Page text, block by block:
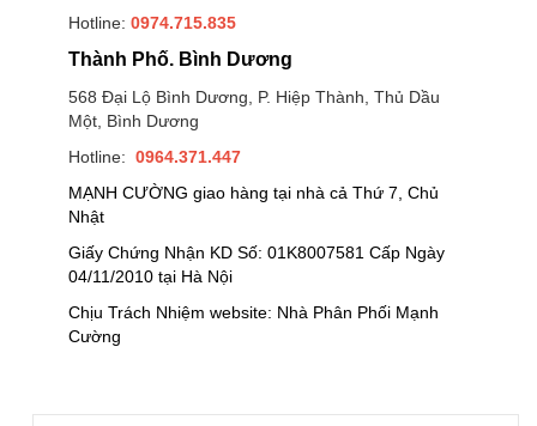
Hotline: 0974.715.835
Thành Phố. Bình Dương
568 Đại Lộ Bình Dương, P. Hiệp Thành, Thủ Dầu
Một, Bình Dương
Hotline: 0964.371.447
MẠNH CƯỜNG giao hàng tại nhà cả Thứ 7, Chủ
Nhật
Giấy Chứng Nhận KD Số: 01K8007581 Cấp Ngày
04/11/2010 tại Hà Nội
Chịu Trách Nhiệm website: Nhà Phân Phối Mạnh
Cường